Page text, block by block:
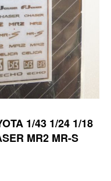
1/43 1/24 1/18
MR2 MR-S